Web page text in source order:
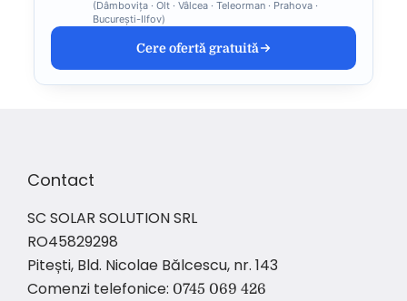
(Dâmbovița · Olt · Vâlcea · Teleorman · Prahova ·
București-Ilfov)
Cere ofertă gratuită
Contact
SC SOLAR SOLUTION SRL
RO45829298
Pitești, Bld. Nicolae Bălcescu, nr. 143
Comenzi telefonice: 0745 069 426